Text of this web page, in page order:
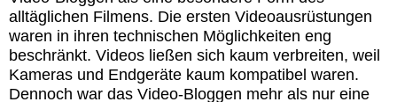
alltäglichen Filmens. Die ersten Videoausrüstungen
waren in ihren technischen Möglichkeiten eng
beschränkt. Videos ließen sich kaum verbreiten, weil
Kameras und Endgeräte kaum kompatibel waren.
Dennoch war das Video-Bloggen mehr als nur eine